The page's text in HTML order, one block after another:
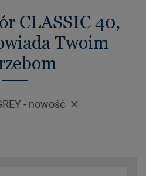
CLASSIC 40,
Twoim
- nowość